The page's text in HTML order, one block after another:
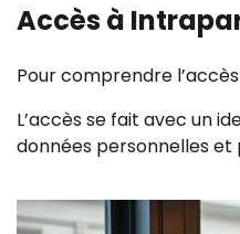
Accès à
Pour comprendre
L’accès se fait avec un
données personnelles et